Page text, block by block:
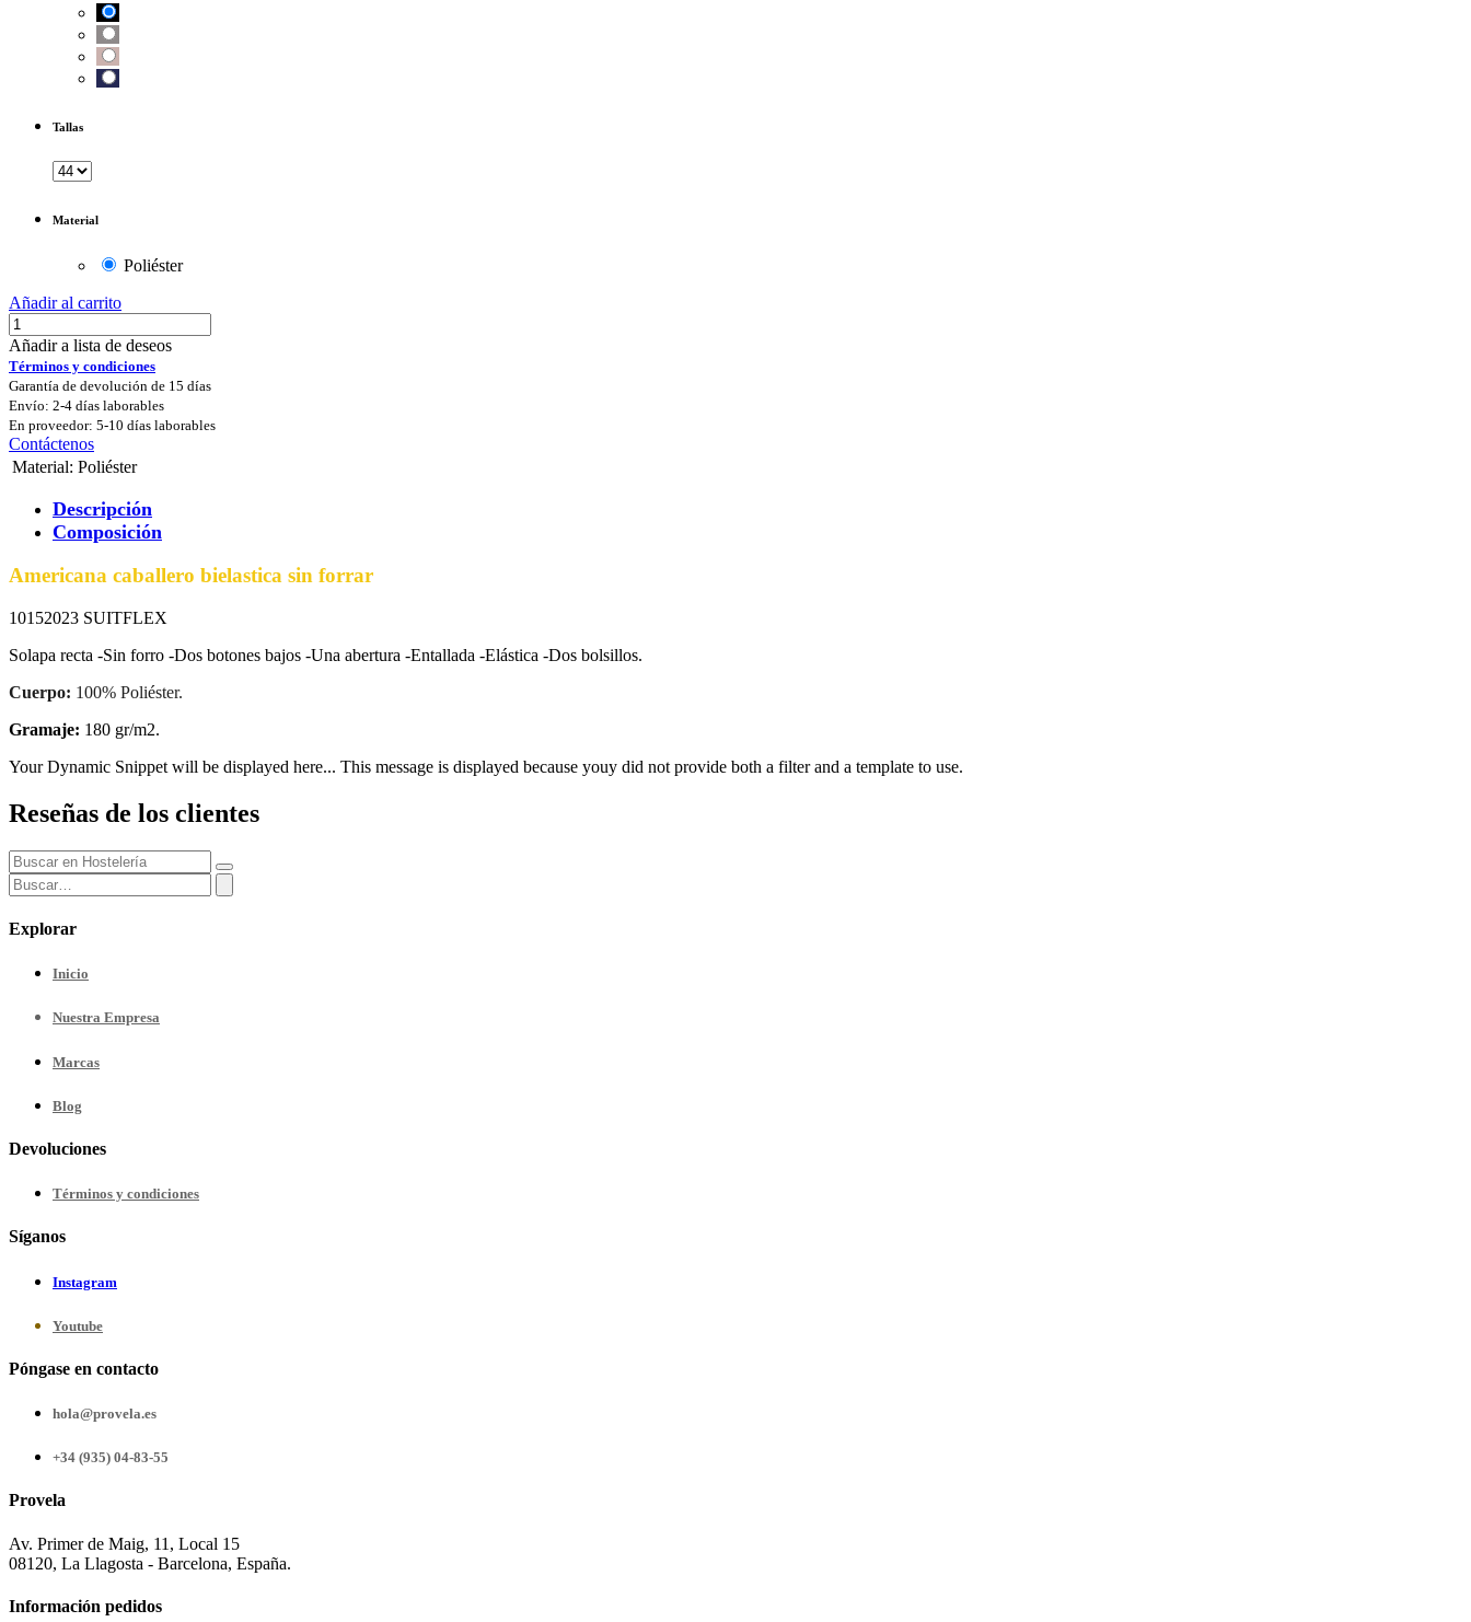
Tallas
Material
Poliéster
Añadir al carrito
Añadir a lista de deseos
Términos y condiciones
Garantía de devolución de 15 días
Envío: 2-4 días laborables
En proveedor: 5-10 días laborables
Contáctenos
Material: Poliéster
Descripción
Composición
Americana caballero bielastica sin forrar
10152023 SUITFLEX
Solapa recta -Sin forro -Dos botones bajos -Una abertura -Entallada -Elástica -Dos bolsillos.
Cuerpo: 100% Poliéster.
Gramaje: 180 gr/m2.
Your Dynamic Snippet will be displayed here... This message is displayed because youy did not provide both a filter and a template to use.
Reseñas de los clientes
Explorar
Inicio
Nuestra Empresa
Marcas
Blog
Devoluciones
Términos y condiciones
Síganos
Instagram
Youtube
Póngase en contacto
hola@provela.es
+34 (935) 04-83-55
Provela
Av. Primer de Maig, 11, Local 15
08120, La Llagosta - Barcelona, España.
Información pedidos